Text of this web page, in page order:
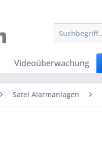
Videoüberwachung
Satel Alarmanlagen